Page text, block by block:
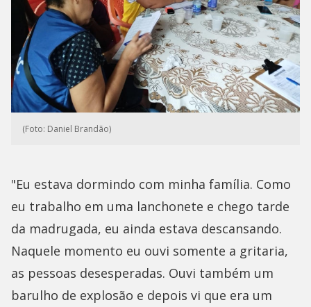
(Foto: Daniel Brandão)
"Eu estava dormindo com minha família. Como
eu trabalho em uma lanchonete e chego tarde
da madrugada, eu ainda estava descansando.
Naquele momento eu ouvi somente a gritaria,
as pessoas desesperadas. Ouvi também um
barulho de explosão e depois vi que era um